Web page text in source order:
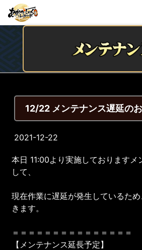
12/22 メンテナンス遅延の
2021-12-22
本日 11:00より実施しておりますメ
して、
現在作業に遅延が発生しているた
きます。
＝＝＝＝＝＝＝＝＝＝＝＝＝＝＝
【メンテナンス延長予定】